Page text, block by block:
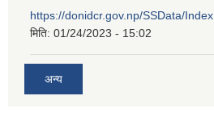
https://donidcr.gov.np/SSData/Index
मिति: 01/24/2023 - 15:02
अन्य